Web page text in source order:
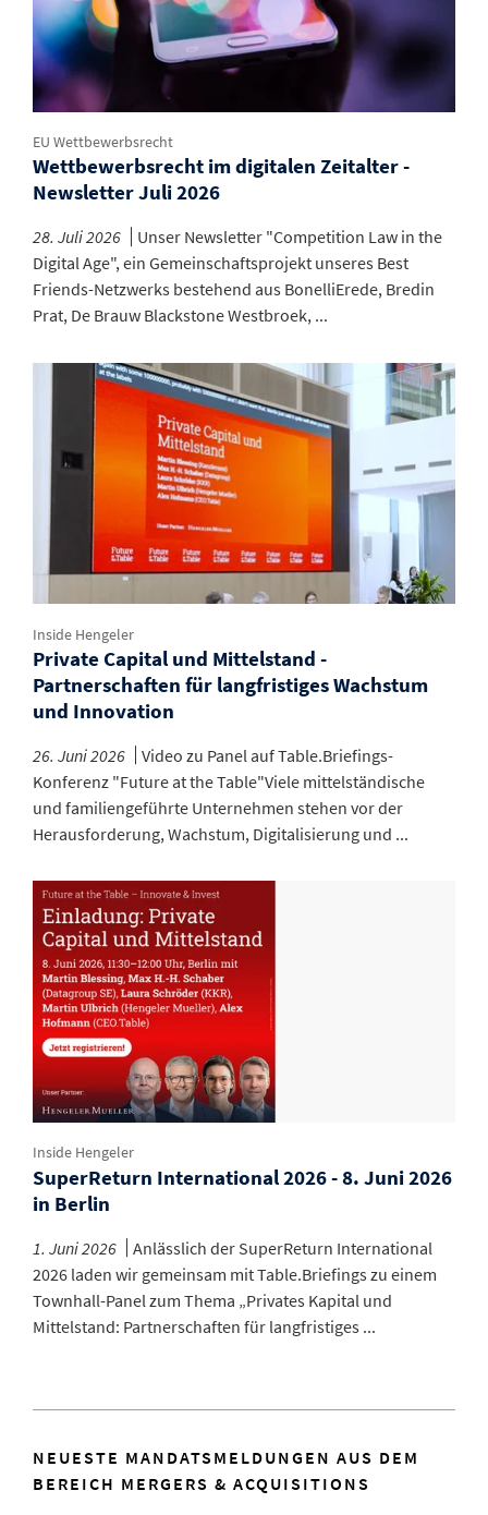
EU Wettbewerbsrecht
Wettbewerbsrecht im digitalen Zeitalter -
Newsletter Juli 2026
28. Juli 2026
Unser Newsletter "Competition Law in the
Digital Age", ein Gemeinschaftsprojekt unseres Best
Friends-Netzwerks bestehend aus BonelliErede, Bredin
Prat, De Brauw Blackstone Westbroek, ...
Inside Hengeler
Private Capital und Mittelstand -
Partnerschaften für langfristiges Wachstum
und Innovation
26. Juni 2026
Video zu Panel auf Table.Briefings-
Konferenz "Future at the Table"Viele mittelständische
und familiengeführte Unternehmen stehen vor der
Herausforderung, Wachstum, Digitalisierung und ...
Inside Hengeler
SuperReturn International 2026 - 8. Juni 2026
in Berlin
1. Juni 2026
Anlässlich der SuperReturn International
2026 laden wir gemeinsam mit Table.Briefings zu einem
Townhall-Panel zum Thema „Privates Kapital und
Mittelstand: Partnerschaften für langfristiges ...
NEUESTE MANDATSMELDUNGEN AUS DEM
BEREICH MERGERS & ACQUISITIONS